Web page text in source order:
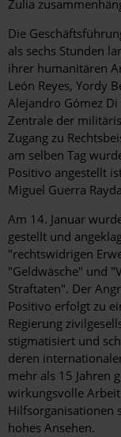
Zulia
Die
als sechs Stunden
ihrer humanitären
León Reyes, Yordy
Alejandro Gómez
Zentrale der
Zugang zu
am selben Tag
Positivo angestellt
Miguel Guerra
Am 14. Januar
gestellt und
"rechtswidrigen
"Geldwäsche" und
Straftaten". Der
Positivo erfolgt zu
Regierung
stigmatisiert und
deren
mehr als 15 Jahren
wirkungsvolle
Hilfsorganisationen
hohes Ansehen.